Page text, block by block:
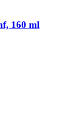
160 ml